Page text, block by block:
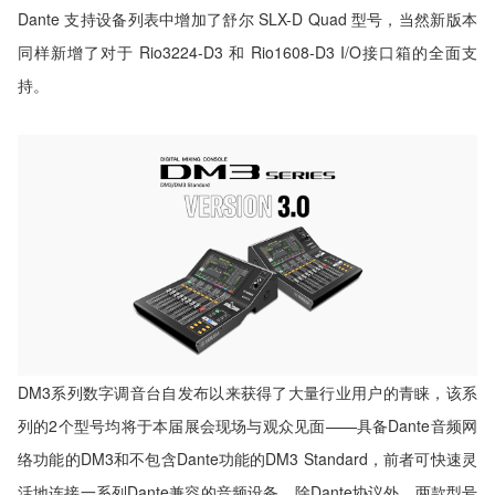
Dante 支持设备列表中增加了舒尔 SLX-D Quad 型号，当然新版本
同样新增了对于 Rio3224-D3 和 Rio1608-D3 I/O接口箱的全面支
持。
DM3系列数字调音台自发布以来获得了大量行业用户的青睐，该系
列的2个型号均将于本届展会现场与观众见面——具备Dante音频网
络功能的DM3和不包含Dante功能的DM3 Standard，前者可快速灵